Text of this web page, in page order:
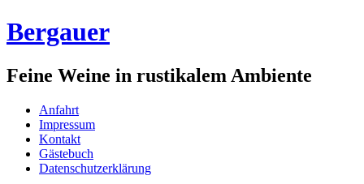
Bergauer
Feine Weine in rustikalem Ambiente
Anfahrt
Impressum
Kontakt
Gästebuch
Datenschutzerklärung